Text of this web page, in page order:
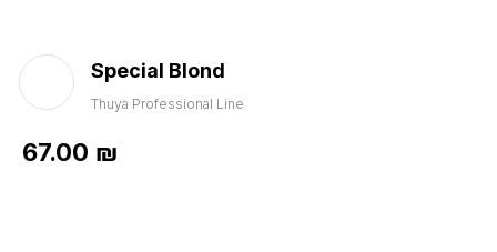
Special Blond
Thuya Professional Line
67.00 ₪